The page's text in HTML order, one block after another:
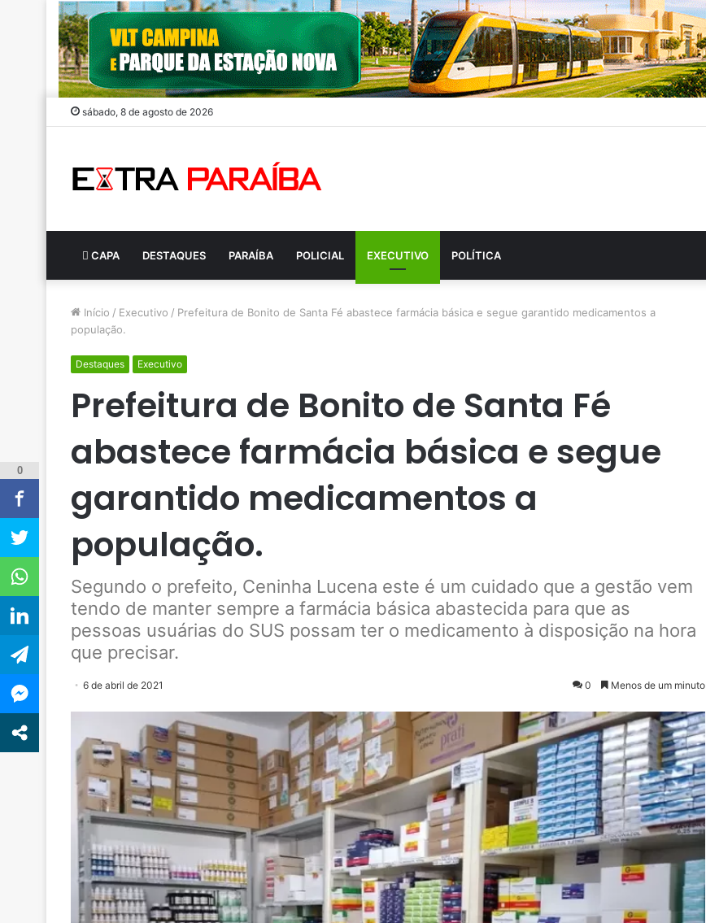
sábado, 8 de agosto de 2026
CAPA DESTAQUES PARAÍBA POLICIAL EXECUTIVO POLÍTICA
Início / Executivo / Prefeitura de Bonito de Santa Fé abastece farmácia básica e segue garantido medicamentos a
população.
Destaques Executivo
Prefeitura de Bonito de Santa Fé
abastece farmácia básica e segue
garantido medicamentos a
população.
Segundo o prefeito, Ceninha Lucena este é um cuidado que a gestão vem
tendo de manter sempre a farmácia básica abastecida para que as
pessoas usuárias do SUS possam ter o medicamento à disposição na hora
que precisar.
6 de abril de 2021 0 Menos de um minuto
0